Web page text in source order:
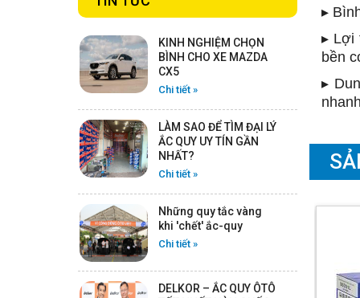
Chi tiết
ẮC QUY GS CMF 115D33V -
12V -100AH
Chi tiết
ẮC QUY ROCKET AGM L5
-12V - 95AH
Chi tiết
ẮC QUY ROCKET AGM L3 -
12V -70AH
KINH NGHIỆM CHỌN
BÌNH CHO XE MAZDA
CX5
Chi tiết »
LÀM SAO ĐỂ TÌM ĐẠI LÝ
ẮC QUY UY TÍN GẦN
NHẤT?
Chi tiết »
Những quy tắc vàng
khi 'chết' ắc-quy
Chi tiết »
DELKOR – ẮC QUY ÔTÔ
▸
▸ Lợi
bền
▸